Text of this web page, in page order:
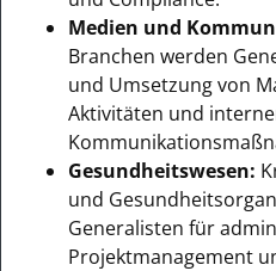
Medien und
Branchen werden
und Umsetzung von
Aktivitäten und
Gesundheitswesen:
und
Generalisten für
Projektmanagement